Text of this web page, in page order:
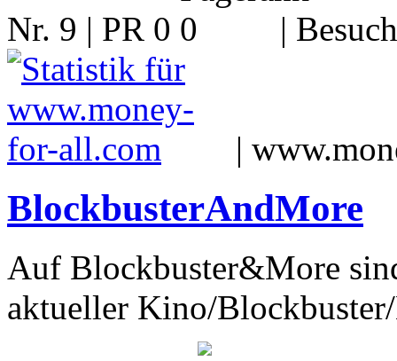
Nr. 9 | PR 0 |
|
BlockbusterAndMore
Auf Blockbuster&More
aktueller Kino/